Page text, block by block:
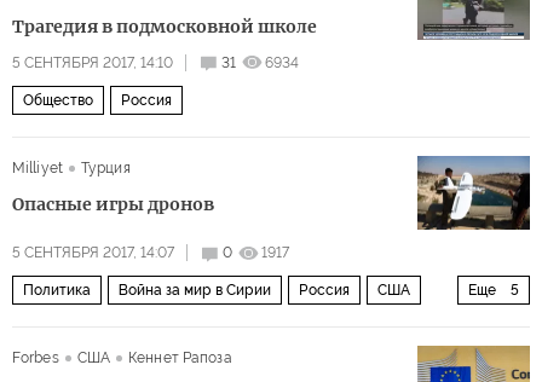
Трагедия в подмосковной школе
5 СЕНТЯБРЯ 2017, 14:10 31 6934
Общество Россия
Milliyet Турция
Опасные игры дронов
5 СЕНТЯБРЯ 2017, 14:07 0 1917
Еще 5
Политика Война за мир в Сирии Россия США
Forbes США Кеннет Рапоза